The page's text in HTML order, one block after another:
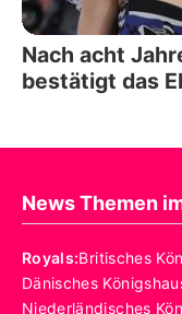
Nach acht
bestätigt das
News Themen
Royals:Britisches
Dänisches
Niederländisches